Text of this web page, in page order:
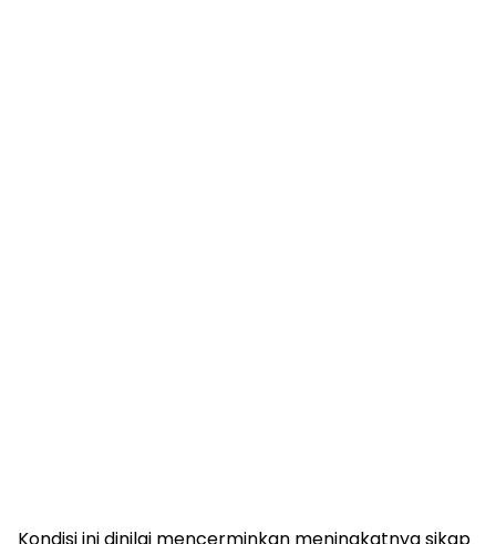
Kondisi ini dinilai mencerminkan meningkatnya sikap